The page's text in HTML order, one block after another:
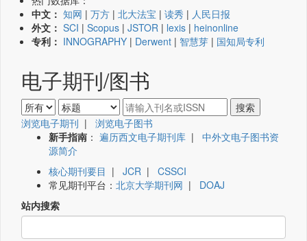
中文： 知网 | 万方 | 北大法宝 | 读秀 | 人民日报
外文： SCI | Scopus | JSTOR | lexis | heinonline
专利： INNOGRAPHY | Derwent | 智慧芽 | 国知局专利
电子期刊/图书
浏览电子期刊 | 浏览电子图书
新手指南 ： 遍历西文电子期刊库 | 中外文电子图书资
源简介
核心期刊要目 | JCR | CSSCI
常见期刊平台： 北京大学期刊网 | DOAJ
站内搜索